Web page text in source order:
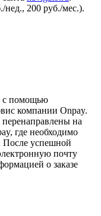
нед., 200 руб./мес.).
с помощью
компании Onpay.
на
где необходимо
После успешной
почту
о заказе